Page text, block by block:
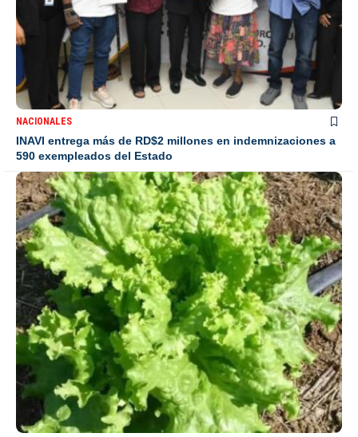
NACIONALES
INAVI entrega más de RD$2 millones en indemnizaciones a
590 exempleados del Estado